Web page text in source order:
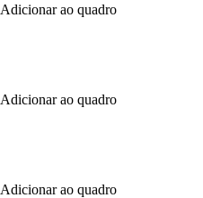
Adicionar ao quadro
Adicionar ao quadro
Adicionar ao quadro